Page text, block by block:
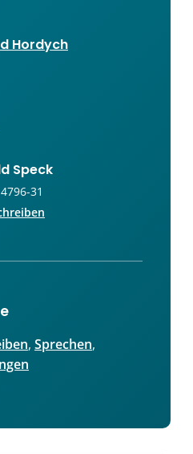
Hordych
Speck
31
, Sprechen